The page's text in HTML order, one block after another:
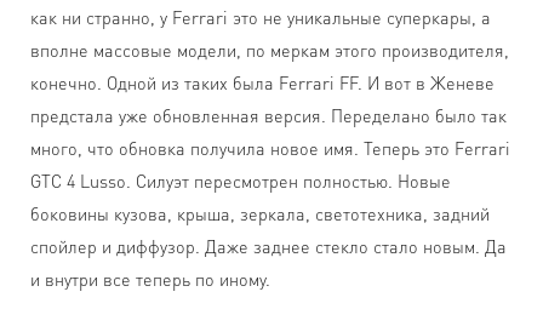
как ни странно, у Ferrari это не уникальные суперкары, а
вполне массовые модели, по меркам этого производителя,
конечно. Одной из таких была Ferrari FF. И вот в Женеве
предстала уже обновленная версия. Переделано было так
много, что обновка получила новое имя. Теперь это Ferrari
GTC 4 Lusso. Силуэт пересмотрен полностью. Новые
боковины кузова, крыша, зеркала, светотехника, задний
спойлер и диффузор. Даже заднее стекло стало новым. Да
и внутри все теперь по иному.